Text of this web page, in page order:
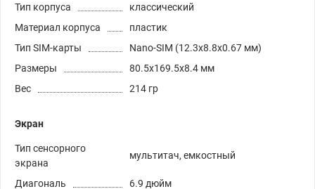
Тип корпуса
классический
Материал корпуса
пластик
Тип SIM-карты
Nano-SIM (12.3x8.8x0.67 мм)
Размеры
80.5x169.5x8.4 мм
Вес
214 гр
Экран
Тип сенсорного
экрана
мультитач, емкостный
Диагональ
6.9 дюйм